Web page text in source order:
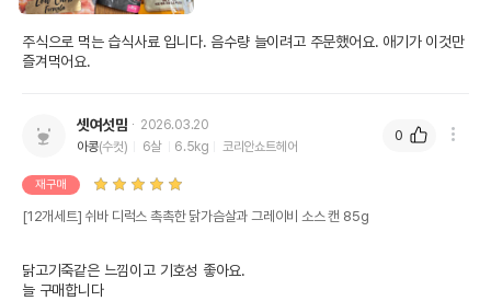
주식으로 먹는 습식사료 입니다. 음수량 늘이려고 주문했어요. 애기가 이것만
즐겨먹어요.
셋여섯맘
2026.03.20
아콩(수컷) 6살 6.5kg 코리안쇼트헤어
재구매
[12개세트] 쉬바 디럭스 촉촉한 닭가슴살과 그레이비 소스 캔 85g
닭고기죽같은 느낌이고 기호성 좋아요.
늘 구매합니다
0